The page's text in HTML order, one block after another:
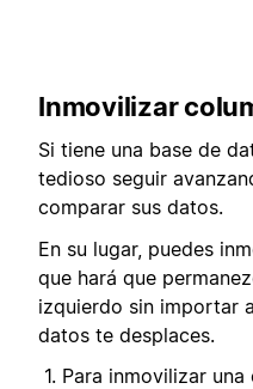
Inmovilizar
Si tiene una base de
tedioso seguir
comparar sus datos.
En su lugar, puedes
que hará que
izquierdo sin importar
datos te desplaces.
Para inmovilizar